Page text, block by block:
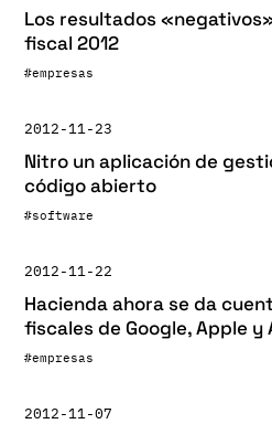
Los resultados
fiscal 2012
#empresas
2012-11-23
Nitro un aplicación de
código abierto
#software
2012-11-22
Hacienda ahora se da
fiscales de Google, Apple y
#empresas
2012-11-07